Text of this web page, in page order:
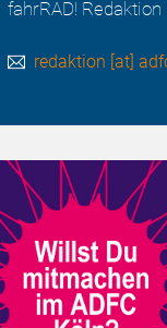
fahrRAD! Redaktion
redaktion [at]